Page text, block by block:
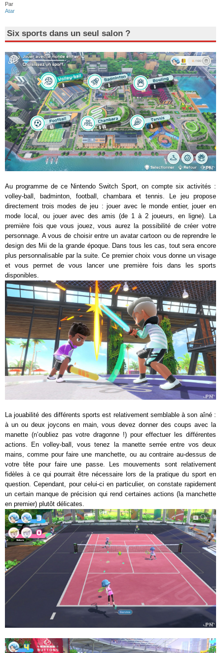
Par
Atar
Six sports dans un seul salon ?
Au programme de ce Nintendo Switch Sport, on compte six activités :
volley-ball, badminton, football, chambara et tennis. Le jeu propose
directement trois modes de jeu : jouer avec le monde entier, jouer en
mode local, ou jouer avec des amis (de 1 à 2 joueurs, en ligne). La
première fois que vous jouez, vous aurez la possibilité de créer votre
personnage. A vous de choisir entre un avatar cartoon ou de reprendre le
design des Mii de la grande époque. Dans tous les cas, tout sera encore
plus personnalisable par la suite. Ce premier choix vous donne un visage
et vous permet de vous lancer une première fois dans les sports
disponibles.
La jouabilité des différents sports est relativement semblable à son aîné :
à un ou deux joycons en main, vous devez donner des coups avec la
manette (n’oubliez pas votre dragonne !) pour effectuer les différentes
actions. En volley-ball, vous tenez la manette serrée entre vos deux
mains, comme pour faire une manchette, ou au contraire au-dessus de
votre tête pour faire une passe. Les mouvements sont relativement
fidèles à ce qui pourrait être nécessaire lors de la pratique du sport en
question. Cependant, pour celui-ci en particulier, on constate rapidement
un certain manque de précision qui rend certaines actions (la manchette
en premier) plutôt délicates.